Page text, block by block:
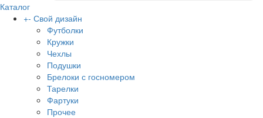
Каталог
+- Свой дизайн
Футболки
Кружки
Чехлы
Подушки
Брелоки с госномером
Тарелки
Фартуки
Прочее